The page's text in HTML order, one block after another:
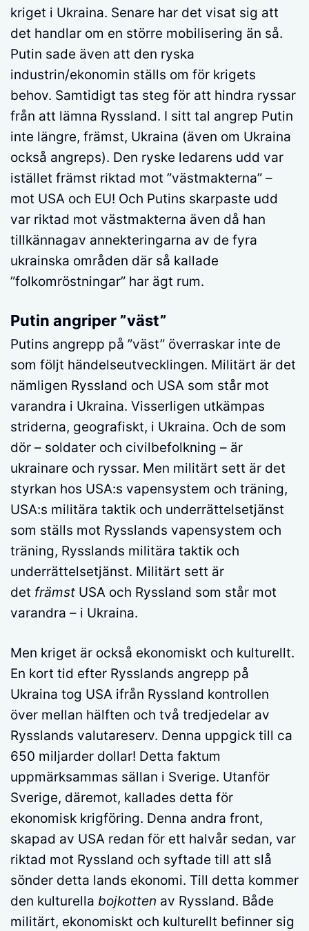
kriget i Ukraina. Senare har det visat sig att
det handlar om en större mobilisering än så.
Putin sade även att den ryska
industrin/ekonomin ställs om för krigets
behov. Samtidigt tas steg för att hindra ryssar
från att lämna Ryssland. I sitt tal angrep Putin
inte längre, främst, Ukraina (även om Ukraina
också angreps). Den ryske ledarens udd var
istället främst riktad mot ”västmakterna” –
mot USA och EU! Och Putins skarpaste udd
var riktad mot västmakterna även då han
tillkännagav annekteringarna av de fyra
ukrainska områden där så kallade
”folkomröstningar” har ägt rum.
Putin angriper ”väst”
Putins angrepp på ”väst” överraskar inte de
som följt händelseutvecklingen. Militärt är det
nämligen Ryssland och USA som står mot
varandra i Ukraina. Visserligen utkämpas
striderna, geografiskt, i Ukraina. Och de som
dör – soldater och civilbefolkning – är
ukrainare och ryssar. Men militärt sett är det
styrkan hos USA:s vapensystem och träning,
USA:s militära taktik och underrättelsetjänst
som ställs mot Rysslands vapensystem och
träning, Rysslands militära taktik och
underrättelsetjänst. Militärt sett är
det främst USA och Ryssland som står mot
varandra – i Ukraina.
Men kriget är också ekonomiskt och kulturellt.
En kort tid efter Rysslands angrepp på
Ukraina tog USA ifrån Ryssland kontrollen
över mellan hälften och två tredjedelar av
Rysslands valutareserv. Denna uppgick till ca
650 miljarder dollar! Detta faktum
uppmärksammas sällan i Sverige. Utanför
Sverige, däremot, kallades detta för
ekonomisk krigföring. Denna andra front,
skapad av USA redan för ett halvår sedan, var
riktad mot Ryssland och syftade till att slå
sönder detta lands ekonomi. Till detta kommer
den kulturella bojkotten av Ryssland. Både
militärt, ekonomiskt och kulturellt befinner sig